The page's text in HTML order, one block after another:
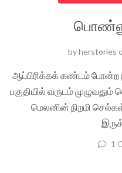
byherstories
ஆப்பிரிக்கக் கண்டம் போன்ற
பகுதியில் வருடம்
மெலனின் நிறமி
1